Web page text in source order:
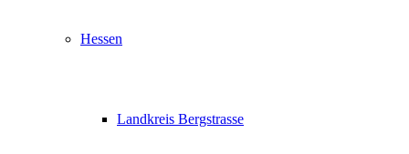
Hessen
Landkreis Bergstrasse